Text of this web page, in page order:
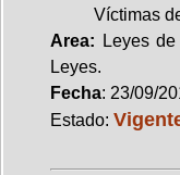
Víctimas
Area: Leyes
Leyes.
Fecha: 23/09/
Estado: